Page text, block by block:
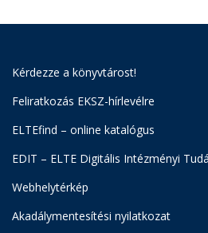
Kérdezze a könyvtárost!
Feliratkozás EKSZ-hírlevélre
ELTEfind – online katalógus
EDIT – ELTE Digitális Intézményi
Webhelytérkép
Akadálymentesítési nyilatkozat